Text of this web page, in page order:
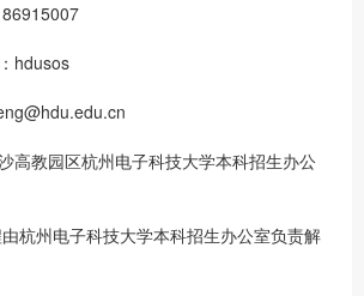
hdusos
高教园区杭州电子科技大学本科招生办公
杭州电子科技大学本科招生办公室负责解